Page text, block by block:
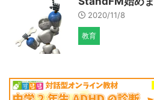
2020/11/8
教育